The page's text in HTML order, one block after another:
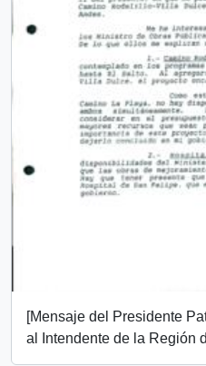
[Mensaje del Presidente
al Intendente de la Región